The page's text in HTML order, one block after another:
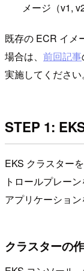
メージ（v1, v2
既存の ECR イメ
場合は、 前回記事
実施してください。
STEP 1:
EKS クラスター
トロールプレー
アプリケーション
クラスターの